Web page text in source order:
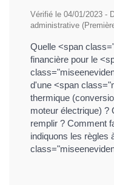
Vérifié le 04/01/2023 -
administrative
Quelle <span
financière pour le
d'une <span
thermique
moteur électrique) ?
remplir ? Comment
indiquons les règles